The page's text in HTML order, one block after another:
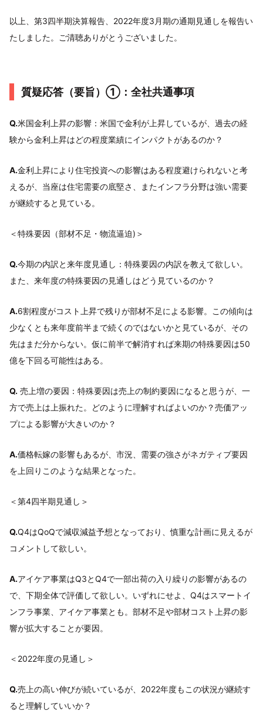
以上、第3四半期決算報告、2022年度3月期の通期見通しを報告い
たしました。ご清聴ありがとうございました。
質疑応答（要旨）①：全社共通事項
Q.米国金利上昇の影響：米国で金利が上昇しているが、過去の経
験から金利上昇はどの程度業績にインパクトがあるのか？
A.金利上昇により住宅投資への影響はある程度避けられないと考
えるが、当座は住宅需要の底堅さ、またインフラ分野は強い需要
が継続すると見ている。
＜特殊要因（部材不足・物流逼迫)＞
Q.今期の内訳と来年度見通し：特殊要因の内訳を教えて欲しい。
また、来年度の特殊要因の見通しはどう見ているのか？
A.6割程度がコスト上昇で残りが部材不足による影響。この傾向は
少なくとも来年度前半まで続くのではないかと見ているが、その
先はまだ分からない。仮に前半で解消すれば来期の特殊要因は50
億を下回る可能性はある。
Q. 売上増の要因：特殊要因は売上の制約要因になると思うが、一
方で売上は上振れた。どのように理解すればよいのか？売価アッ
プによる影響が大きいのか？
A.価格転嫁の影響もあるが、市況、需要の強さがネガティブ要因
を上回りこのような結果となった。
＜第4四半期見通し＞
Q.Q4はQoQで減収減益予想となっており、慎重な計画に見えるが
コメントして欲しい。
A.アイケア事業はQ3とQ4で一部出荷の入り繰りの影響があるの
で、下期全体で評価して欲しい。いずれにせよ、Q4はスマートイ
ンフラ事業、アイケア事業とも。部材不足や部材コスト上昇の影
響が拡大することが要因。
＜2022年度の見通し＞
Q.売上の高い伸びが続いているが、2022年度もこの状況が継続す
ると理解していいか？